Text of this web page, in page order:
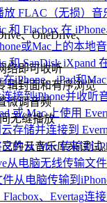
放 FLAC（无损）音
和 Flacbox 在
或Mac上的本地
和 SanDisk iXpand
在iPhone、iPad和
接到iPhone并收听
或 Mac 上使用
存储并连接到
件从 Mac 传输到
从电脑无线传输文件
从电脑传输到
Flacbox、Evertag连
、OneDrive、
络即可收听
辑封面和有序浏览
微调音频
无缝播放
的云音乐库来试试